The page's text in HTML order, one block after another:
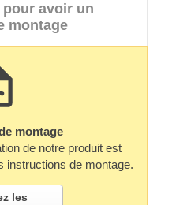
avoir un
montage
montage
de notre produit est
instructions de montage.
les